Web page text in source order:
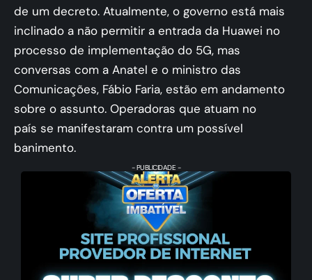
de um decreto. Atualmente, o governo está mais
inclinado a não permitir a entrada da Huawei no
processo de implementação do 5G, mas
conversas com a Anatel e o ministro das
Comunicações, Fábio Faria, estão em andamento
sobre o assunto. Operadoras que atuam no
país se manifestaram contra um possível
banimento.
- PUBLICIDADE -